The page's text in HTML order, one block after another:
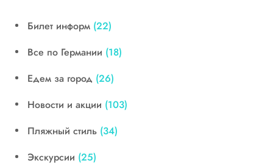
Билет информ (22)
Все по Германии (18)
Едем за город (26)
Новости и акции (103)
Пляжный стиль (34)
Экскурсии (25)